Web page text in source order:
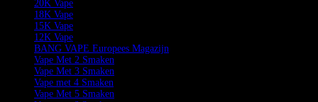
20K Vape
18K Vape
15K Vape
12K Vape
BANG VAPE Europees Magazijn
Vape Met 2 Smaken
Vape Met 3 Smaken
Vape met 4 Smaken
Vape Met 5 Smaken